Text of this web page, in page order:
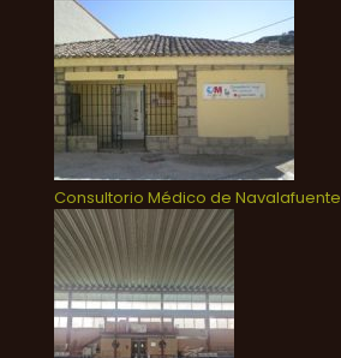
Consultorio Médico de Navalafuente